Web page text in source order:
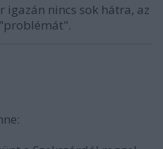
igazán nincs sok hátra, az